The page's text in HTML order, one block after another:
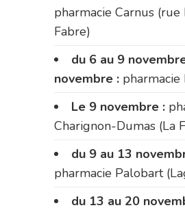
pharmacie Carnus
Fabre)
du 6 au 9
novembre : pharmacie
Le 9 novembre :
Charignon-Dumas (La
du 9 au 13
pharmacie Palobart
du 13 au 20